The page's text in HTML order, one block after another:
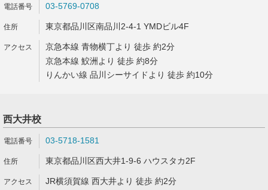
03-5769-0708
東京都品川区南品川2-4-1 YMDビル4F
京急本線 青物横丁より 徒歩 約2分
京急本線 鮫洲より 徒歩 約8分
りんかい線 品川シーサイドより 徒歩 約10分
西大井校
03-5718-1581
東京都品川区西大井1-9-6 ハウスタカ2F
JR横須賀線 西大井より 徒歩 約2分